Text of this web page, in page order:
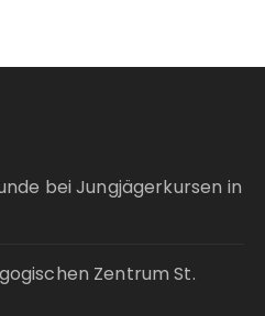
bei Jungjägerkursen in
Zentrum St.